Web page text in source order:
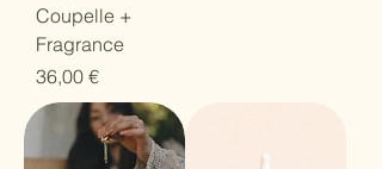
Coupelle +
Fragrance
Prix
36,00 €